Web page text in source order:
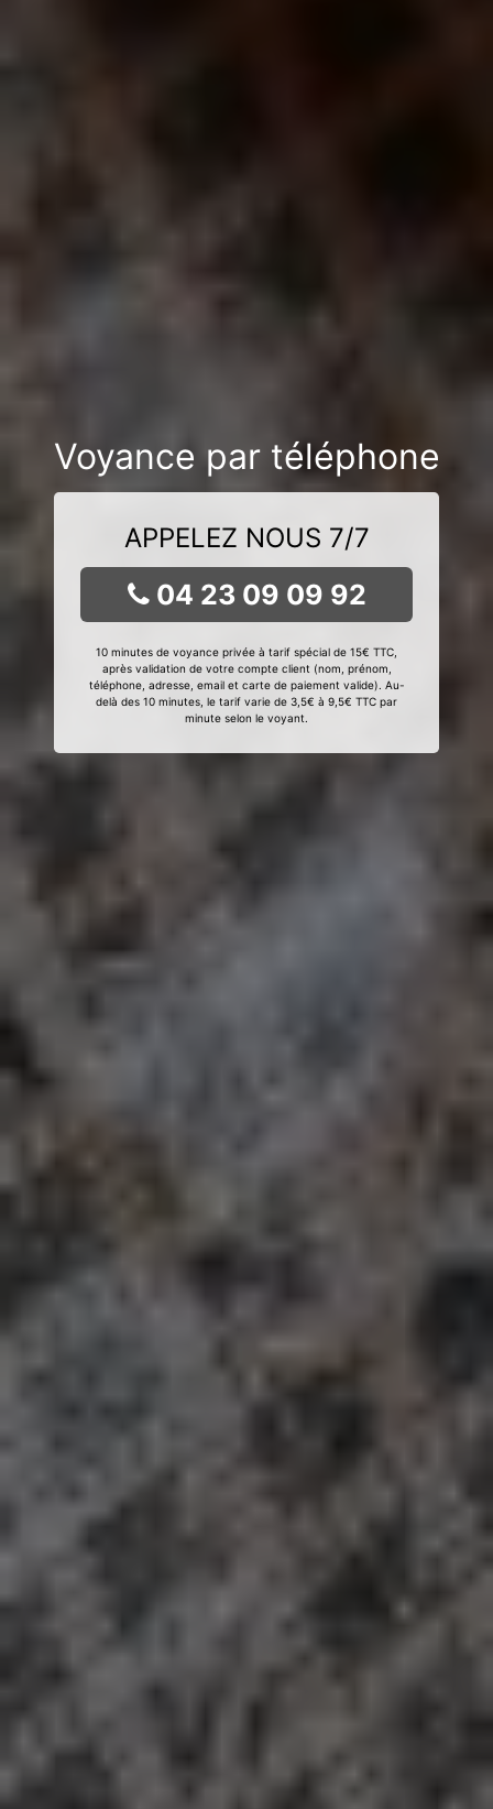
Voyance par téléphone
APPELEZ NOUS 7/7
04 23 09 09 92
10 minutes de voyance privée à tarif spécial de 15€ TTC,
après validation de votre compte client (nom, prénom,
téléphone, adresse, email et carte de paiement valide). Au-
delà des 10 minutes, le tarif varie de 3,5€ à 9,5€ TTC par
minute selon le voyant.